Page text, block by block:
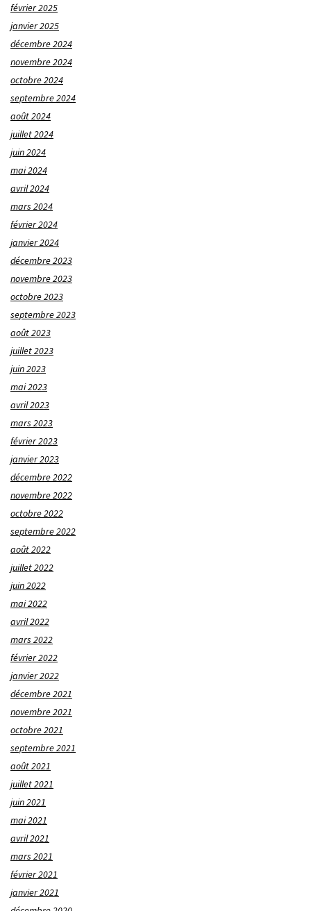
février 2025
janvier 2025
décembre 2024
novembre 2024
octobre 2024
septembre 2024
août 2024
juillet 2024
juin 2024
mai 2024
avril 2024
mars 2024
février 2024
janvier 2024
décembre 2023
novembre 2023
octobre 2023
septembre 2023
août 2023
juillet 2023
juin 2023
mai 2023
avril 2023
mars 2023
février 2023
janvier 2023
décembre 2022
novembre 2022
octobre 2022
septembre 2022
août 2022
juillet 2022
juin 2022
mai 2022
avril 2022
mars 2022
février 2022
janvier 2022
décembre 2021
novembre 2021
octobre 2021
septembre 2021
août 2021
juillet 2021
juin 2021
mai 2021
avril 2021
mars 2021
février 2021
janvier 2021